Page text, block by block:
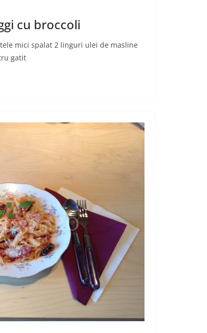
cu broccoli
mici spalat 2 linguri ulei de masline
gatit